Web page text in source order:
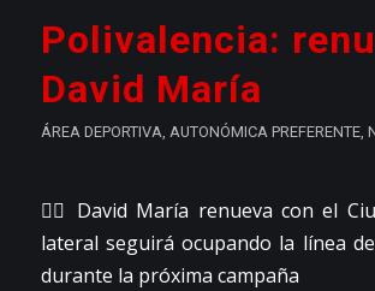
Polivalencia:
David María
ÁREA DEPORTIVA, AUTONÓMICA PREFERENTE,
👉🏼 David María renueva con el
lateral seguirá ocupando la línea
durante la próxima campaña